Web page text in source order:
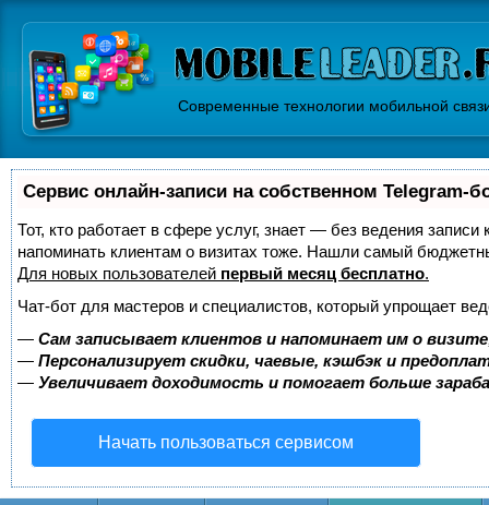
Современные технологии мобильной
Сервис онлайн-записи на собственном Telegram-
Тот, кто работает в сфере услуг, знает — без ведения
напоминать клиентам о визитах тоже. Нашли самый
Для новых пользователей первый месяц бесплатно.
Чат-бот для мастеров и специалистов, который упрощает
— Сам записывает клиентов и напоминает им о
— Персонализирует скидки, чаевые, кэшбэк и
— Увеличивает доходимость и помогает больше
Начать пользоваться сервисом